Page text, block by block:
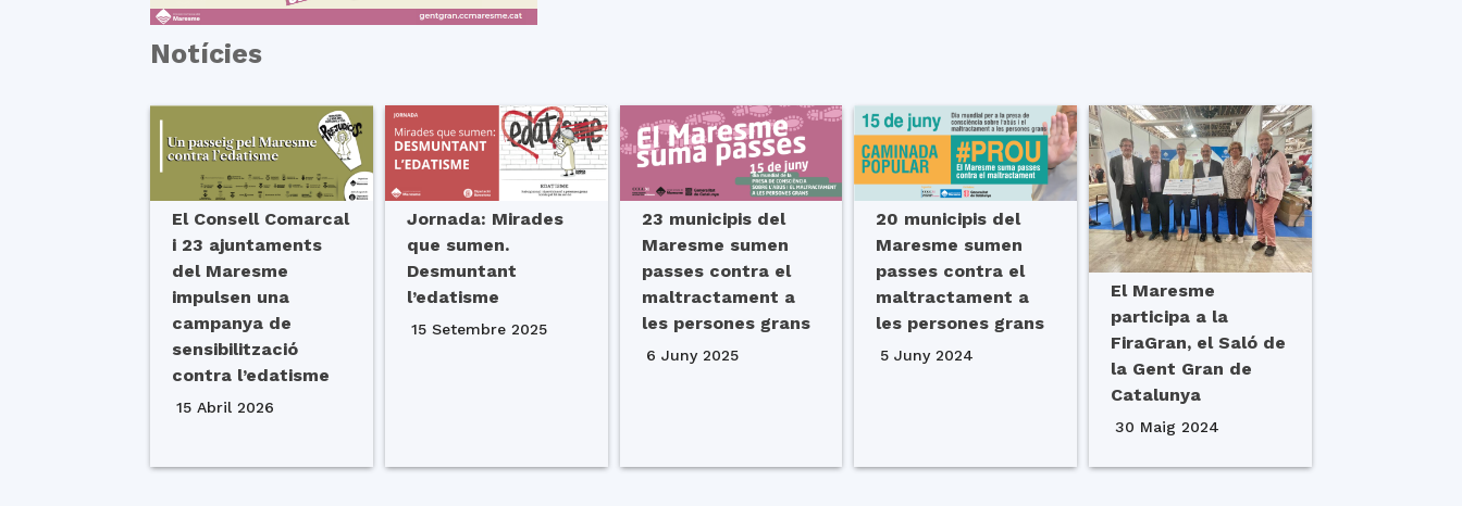
Notícies
El Consell Comarcal
i 23 ajuntaments
del Maresme
impulsen una
campanya de
sensibilització
contra l’edatisme
15 Abril 2026
Jornada: Mirades
que sumen.
Desmuntant
l’edatisme
15 Setembre 2025
23 municipis del
Maresme sumen
passes contra el
maltractament a
les persones grans
6 Juny 2025
20 municipis del
Maresme sumen
passes contra el
maltractament a
les persones grans
5 Juny 2024
El Maresme
participa a la
FiraGran, el Saló de
la Gent Gran de
Catalunya
30 Maig 2024